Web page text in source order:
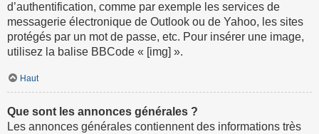
d’authentification, comme par exemple les services de
messagerie électronique de Outlook ou de Yahoo, les sites
protégés par un mot de passe, etc. Pour insérer une image,
utilisez la balise BBCode « [img] ».
Haut
Que sont les annonces générales ?
Les annonces générales contiennent des informations très